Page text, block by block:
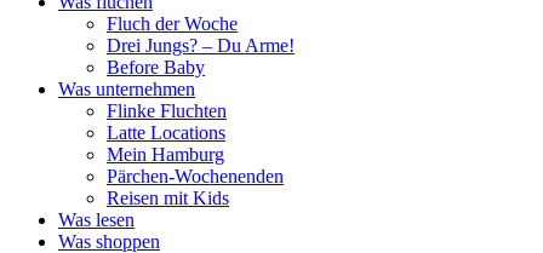
Fluch der Woche
Drei Jungs? – Du Arme!
Before Baby
Was unternehmen
Flinke Fluchten
Latte Locations
Mein Hamburg
Pärchen-Wochenenden
Reisen mit Kids
Was lesen
Was shoppen